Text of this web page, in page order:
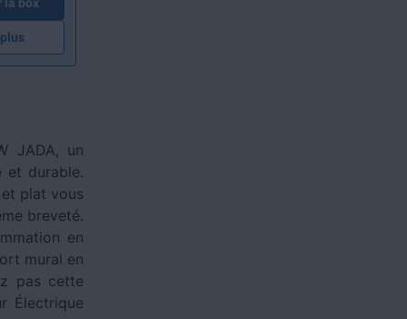
JADA, un
et durable.
plat vous
breveté.
en
mural en
pas cette
Électrique